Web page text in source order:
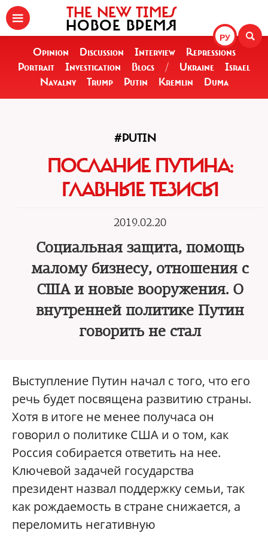
РУ
THE NEW TIMES
НОВОЕ ВРЕМЯ
Opinion Discussion Interview
Repressions
Portrait
Investigation Blogs / Ukraine
Israel
Navalny
Trump Putin Kremlin Duma
#PUTIN
ПОСЛАНИЕ ПУТИНА:
ГЛАВНЫЕ ТЕЗИСЫ
2019.02.20
Социальная защита, помощь
малому бизнесу, отношения с
США и новые вооружения. О
внутренней политике Путин
говорить не стал
Выступление Путин начал с того, что его
речь будет посвящена развитию страны.
Хотя в итоге не менее получаса он
говорил о политике США и о том, как
Россия собирается ответить на нее.
Ключевой задачей государства
президент назвал поддержку семьи, так
как рождаемость в стране снижается, а
переломить негативную